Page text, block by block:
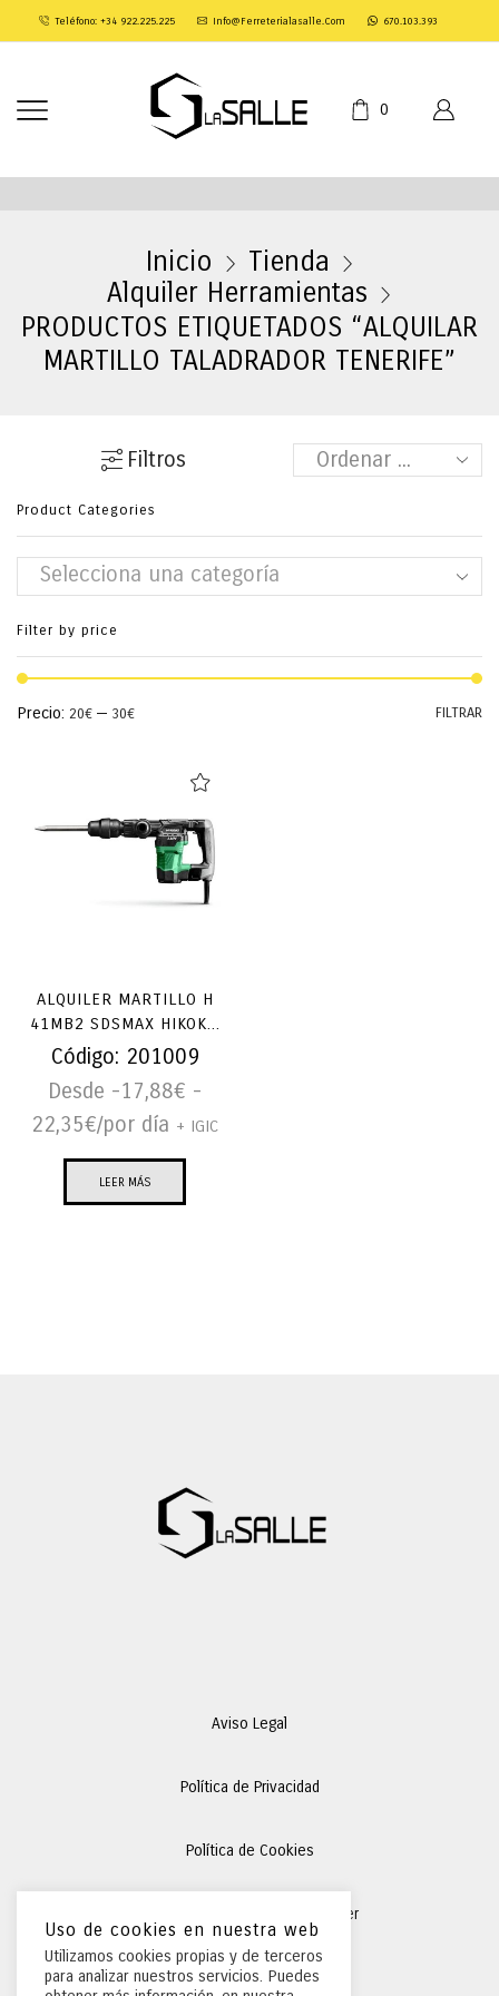
Teléfono: +34 922.225.225 Info@ferreterialasalle.com 670.103.393
0
Inicio
Tienda
Alquiler Herramientas
PRODUCTOS ETIQUETADOS “ALQUILAR
MARTILLO TALADRADOR TENERIFE”
Filtros
Product Categories
Selecciona una categoría
Filter by price
FILTRAR
Precio: 20€ — 30€
ALQUILER MARTILLO H
41MB2 SDSMAX HIKOK...
Código: 201009
Desde -17,88€ -
22,35€/por día + IGIC
LEER MÁS
Aviso Legal
Política de Privacidad
Política de Cookies
de Alquiler
Preguntas Frecuentes
Uso de cookies en nuestra web
Utilizamos cookies propias y de terceros
para analizar nuestros servicios. Puedes